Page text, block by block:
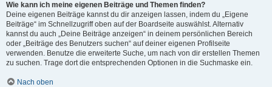
Wie kann ich meine eigenen Beiträge und Themen finden?
Deine eigenen Beiträge kannst du dir anzeigen lassen, indem du „Eigene
Beiträge“ im Schnellzugriff oben auf der Boardseite auswählst. Alternativ
kannst du auch „Deine Beiträge anzeigen“ in deinem persönlichen Bereich
oder „Beiträge des Benutzers suchen“ auf deiner eigenen Profilseite
verwenden. Benutze die erweiterte Suche, um nach von dir erstellen Themen
zu suchen. Trage dort die entsprechenden Optionen in die Suchmaske ein.
Nach oben